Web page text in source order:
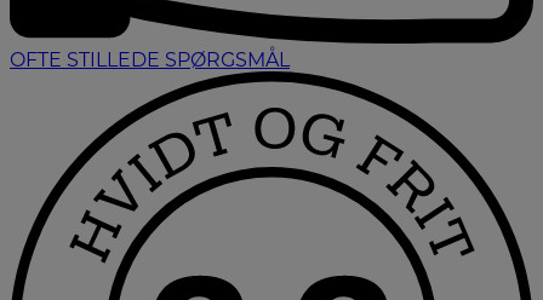
OFTE STILLEDE SPØRGSMÅL